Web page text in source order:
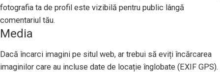
fotografia ta de profil este vizibilă pentru public lângă
comentariul tău.
Media
Dacă încarci imagini pe situl web, ar trebui să eviți încărcarea
imaginilor care au incluse date de locație înglobate (EXIF GPS).